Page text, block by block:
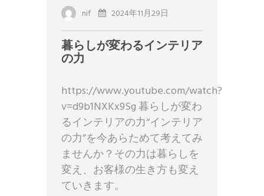
nif 2024年11月29日
暮らしが変わるインテリア
の力
https://www.youtube.com/watch?
v=d9b1NXKx9Sg 暮らしが変わ
るインテリアの力“インテリア
の力”を今あらためて考えてみ
ませんか？その力は暮らしを
変え、お客様の生き方も変え
ていきます。